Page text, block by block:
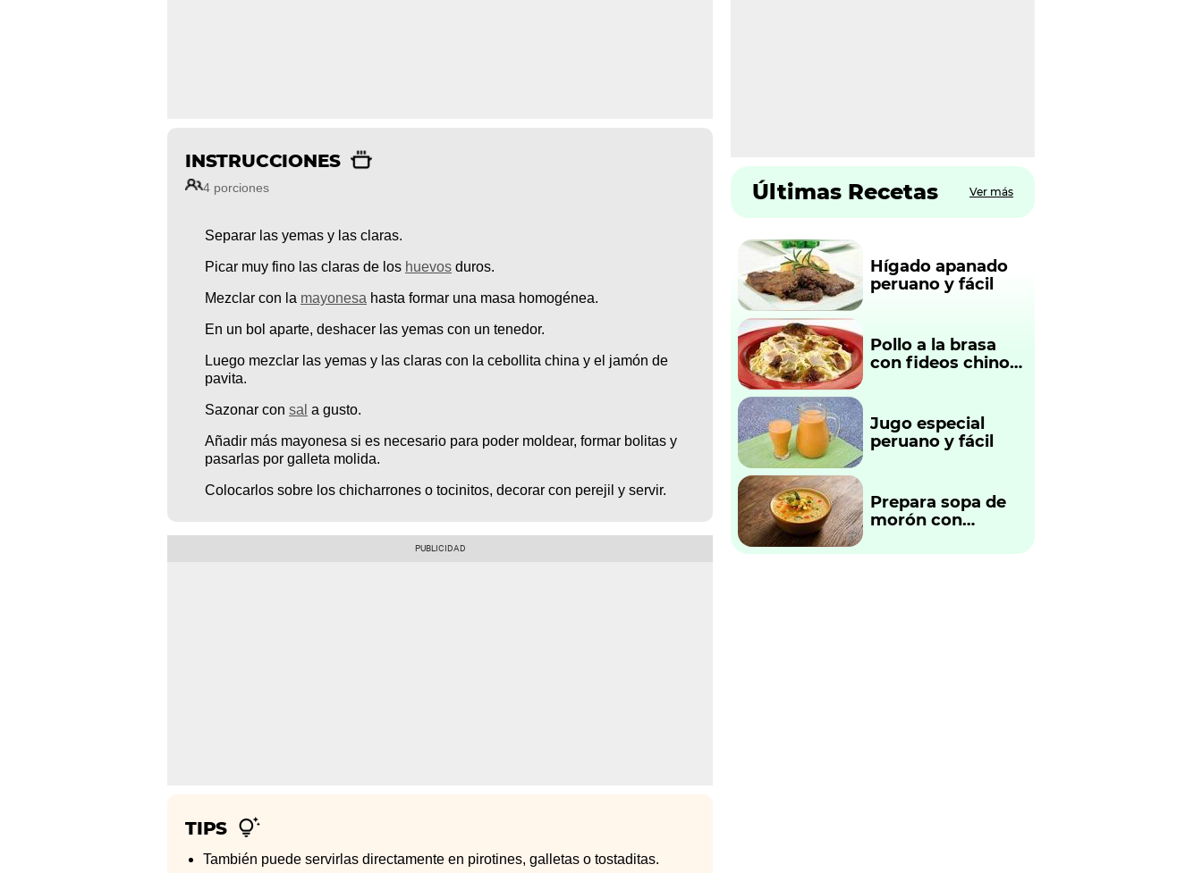
INSTRUCCIONES
4 porciones
Separar las yemas y las claras.
Picar muy fino las claras de los huevos duros.
Mezclar con la mayonesa hasta formar una masa homogénea.
En un bol aparte, deshacer las yemas con un tenedor.
Luego mezclar las yemas y las claras con la cebollita china y el jamón de
pavita.
Sazonar con sal a gusto.
Añadir más mayonesa si es necesario para poder moldear, formar bolitas y
pasarlas por galleta molida.
Colocarlos sobre los chicharrones o tocinitos, decorar con perejil y servir.
TIPS
También puede servirlas directamente en pirotines, galletas o tostaditas.
Últimas Recetas Ver más
Hígado apanado
peruano y fácil
Pollo a la brasa
con fideos chinos
Jugo especial
peruano y fácil
Prepara sopa de
morón con
tradicional